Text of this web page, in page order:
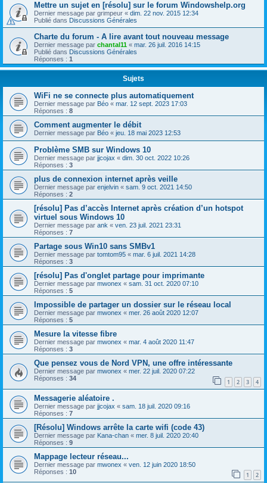
Mettre un sujet en [résolu] sur le forum Windowshelp.org
Dernier message par grimpeur « dim. 22 nov. 2015 12:34
Publié dans Discussions Générales
Charte du forum - A lire avant tout nouveau message
Dernier message par chantal11 « mar. 26 juil. 2016 14:15
Publié dans Discussions Générales
Réponses : 1
Sujets
WiFi ne se connecte plus automatiquement
Dernier message par Béo « mar. 12 sept. 2023 17:03
Réponses : 8
Comment augmenter le débit
Dernier message par Béo « jeu. 18 mai 2023 12:53
Problème SMB sur Windows 10
Dernier message par jjcojax « dim. 30 oct. 2022 10:26
Réponses : 3
plus de connexion internet après veille
Dernier message par enjelvin « sam. 9 oct. 2021 14:50
Réponses : 2
[résolu] Pas d’accès Internet après création d’un hotspot
virtuel sous Windows 10
Dernier message par ank « ven. 23 juil. 2021 23:31
Réponses : 7
Partage sous Win10 sans SMBv1
Dernier message par tomtom95 « mar. 6 juil. 2021 14:28
Réponses : 3
[résolu] Pas d'onglet partage pour imprimante
Dernier message par mwonex « sam. 31 oct. 2020 07:10
Réponses : 5
Impossible de partager un dossier sur le réseau local
Dernier message par mwonex « mer. 26 août 2020 12:07
Réponses : 5
Mesure la vitesse fibre
Dernier message par mwonex « mar. 4 août 2020 11:47
Réponses : 3
Que pensez vous de Nord VPN, une offre intéressante
Dernier message par mwonex « mer. 22 juil. 2020 07:22
Réponses : 34 1 2 3 4
Messagerie aléatoire .
Dernier message par jjcojax « sam. 18 juil. 2020 09:16
Réponses : 7
[Résolu] Windows arrête la carte wifi (code 43)
Dernier message par Kana-chan « mer. 8 juil. 2020 20:40
Réponses : 9
Mappage lecteur réseau...
Dernier message par mwonex « ven. 12 juin 2020 18:50
Réponses : 10 1 2